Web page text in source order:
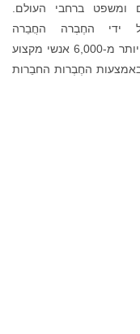
ומשפט ברחבי העולם.
גלובל, שהוקמה ב-2013 על ידי החֶבְרה החֲבֵרה
האמריקנית Andersen Tax LLC , יש עכשיו יותר מ-6,000 אנשי מקצוע
ביותר מ-183 מקומות באמצעות החֶבְרות החבֵרות